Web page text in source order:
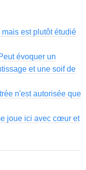
mais est plutôt étudié
évoquer un
et une soif de
n'est autorisée que
joue ici avec cœur et